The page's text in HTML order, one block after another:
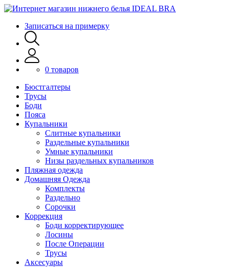
Записаться на примерку
0 товаров
Бюстгалтеры
Трусы
Боди
Пояса
Купальники
Слитные купальники
Раздельные купальники
Умные купальники
Низы раздельных купальников
Пляжная одежда
Домашняя Одежда
Комплекты
Раздельно
Сорочки
Коррекция
Боди корректирующее
Лосины
После Операции
Трусы
Аксесуары